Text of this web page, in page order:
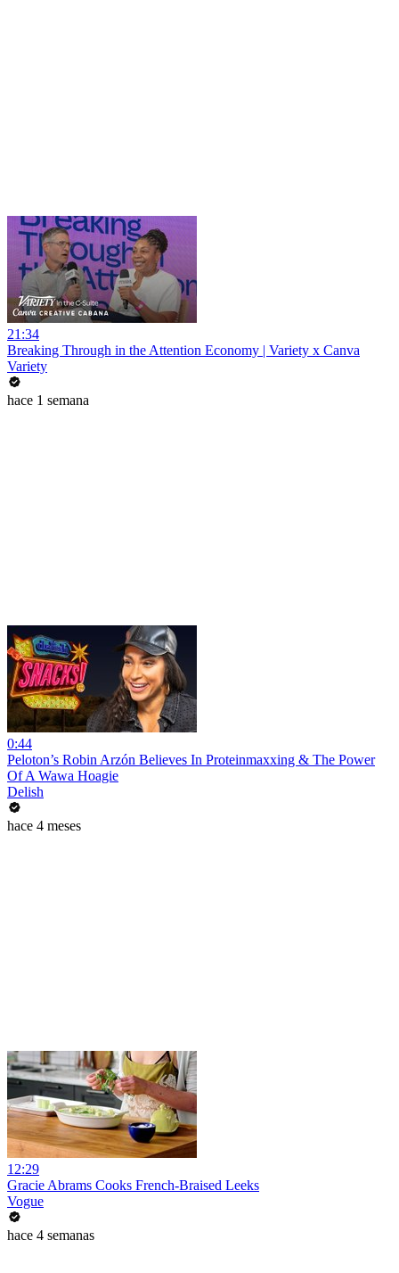
21:34
Breaking Through in the Attention Economy | Variety x Canva
Variety
hace 1 semana
0:44
Peloton’s Robin Arzón Believes In Proteinmaxxing & The Power
Of A Wawa Hoagie
Delish
hace 4 meses
12:29
Gracie Abrams Cooks French-Braised Leeks
Vogue
hace 4 semanas